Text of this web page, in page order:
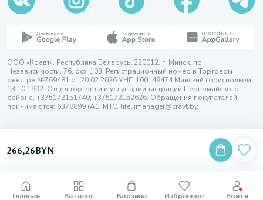
266,26BYN
ООО «Кравт». Республика Беларусь, 220012, г. Минск, пр.
Независимости, 76, оф. 103. Регистрационный номер в Торговом
реестре №769481 от 20.02.2026 УНП 100149474 Минский горисполком,
13.10.1992. Отдел торговли и услуг администрации Первомайского
района, +375172151740; +375172152626. Обращения покупателей
принимаются: 6378899 (А1, МТС, life, imanager@cravt.by.
Разработка сайта — SLAM
Выбор настроек Cookie
Главная Каталог Корзина Избранное Войти